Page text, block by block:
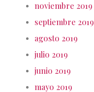
noviembre 2019
septiembre 2019
agosto 2019
julio 2019
junio 2019
mayo 2019